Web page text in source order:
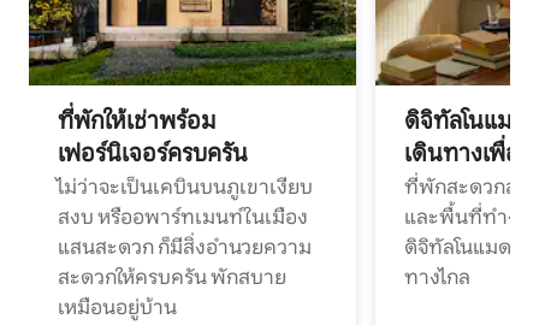
ที่พักให้เช่าพร้อม
เฟอร์นิเจอร์ครบครัน
ไม่ว่าจะเป็นเคบินบนภูเขาเงียบ
สงบ หรืออพาร์ทเมนท์ในเมือง
แสนสะดวก ก็มีสิ่งอำนวยความ
สะดวกให้ครบครัน พักสบาย
เหมือนอยู่บ้าน
ดิจิทัลโนแมด
เดินทางเพื่อ
ที่พักสะดวกสบ
และพื้นที่ทำงา
ดิจิทัลโนแมดแ
ทางไกล